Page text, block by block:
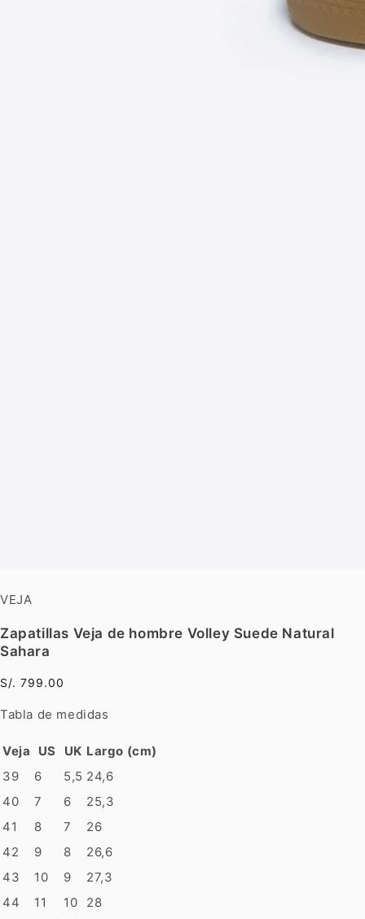
VEJA
Zapatillas Veja de hombre Volley Suede Natural
Sahara
S/. 799.00
Tabla de medidas
Veja US UK Largo (cm)
39
6 5,5 24,6
40
7 6
25,3
41
8 7
26
42
9 8
26,6
43
10 9
27,3
44
11 10
28